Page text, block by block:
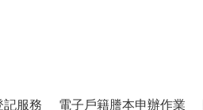
記服務 電子戶籍謄本申辦作業